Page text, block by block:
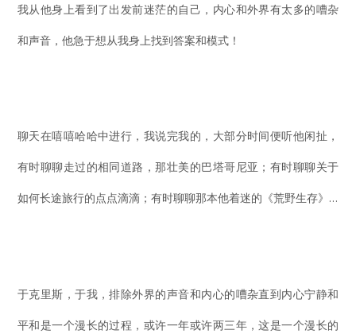
我从他身上看到了出发前迷茫的自己，内心和外界有太多的嘈杂
和声音，他急于想从我身上找到答案和模式！
聊天在嘻嘻哈哈中进行，我说完我的，大部分时间便听他闲扯，
有时聊聊走过的相同道路，那壮美的巴塔哥尼亚；有时聊聊关于
如何长途旅行的点点滴滴；有时聊聊那本他着迷的《荒野生存》…
于克里斯，于我，排除外界的声音和内心的嘈杂直到内心宁静和
平和是一个漫长的过程，或许一年或许两三年，这是一个漫长的